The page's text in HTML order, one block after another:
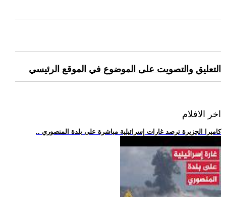
التعليق والتصويت على الموضوع في الموقع الرئيسي
اخر الافلام
.. كاميرا الجزيرة ترصد غارات إسرائيلية مباشرة على بلدة المنصوري